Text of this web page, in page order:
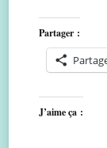
Partager :
J’aime ça :